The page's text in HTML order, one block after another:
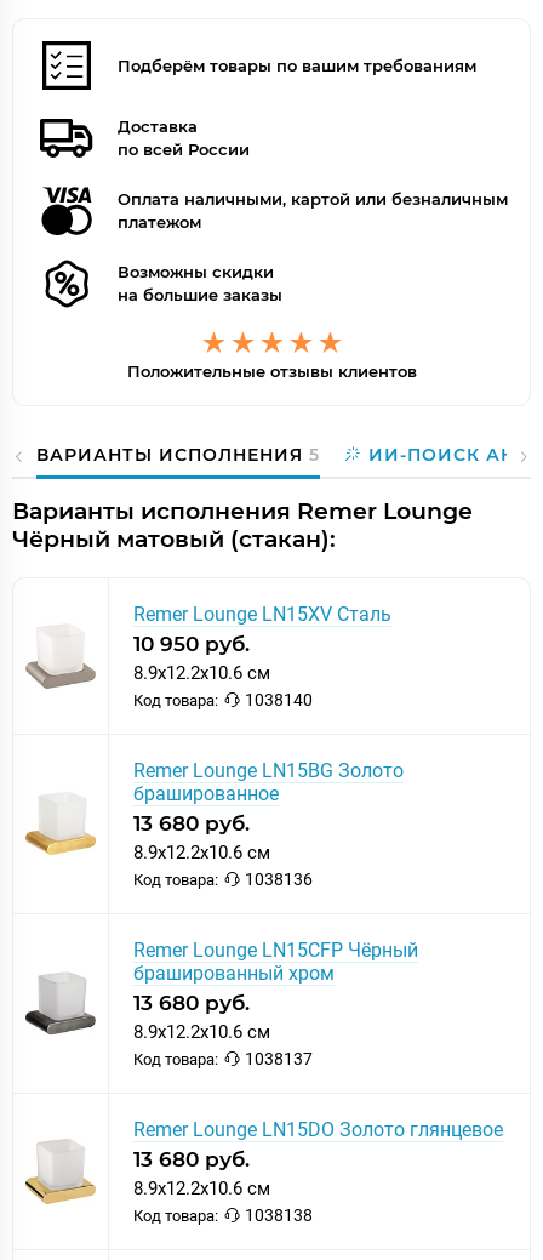
Подберём товары по вашим требованиям
Доставка
по всей России
Оплата наличными, картой или безналичным
платежом
Возможны скидки
на большие заказы
Положительные отзывы клиентов
ВАРИАНТЫ ИСПОЛНЕНИЯ 5 ИИ-ПОИСК
Варианты исполнения Remer Lounge
Чёрный матовый (стакан):
Remer Lounge LN15XV Сталь
10 950 руб.
8.9x12.2x10.6 см
Код товара: 1038140
Remer Lounge LN15BG Золото
брашированное
13 680 руб.
8.9x12.2x10.6 см
Код товара: 1038136
Remer Lounge LN15CFP Чёрный
брашированный хром
13 680 руб.
8.9x12.2x10.6 см
Код товара: 1038137
Remer Lounge LN15DO Золото глянцевое
13 680 руб.
8.9x12.2x10.6 см
Код товара: 1038138